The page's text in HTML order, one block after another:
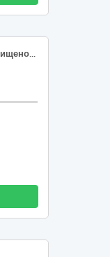
Запасні частини для автомобілів підвищеної прохідності